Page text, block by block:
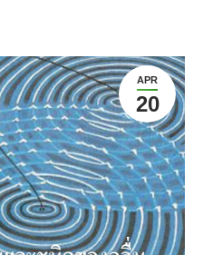
APR
20